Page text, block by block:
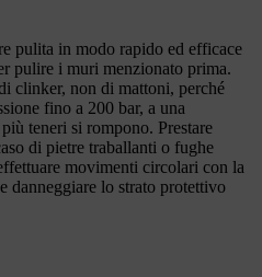
pulita in modo rapido ed efficace
pulire i muri menzionato prima.
clinker, non di mattoni, perché
fino a 200 bar, a una
teneri si rompono. Prestare
di pietre traballanti o fughe
movimenti circolari con la
danneggiare lo strato protettivo